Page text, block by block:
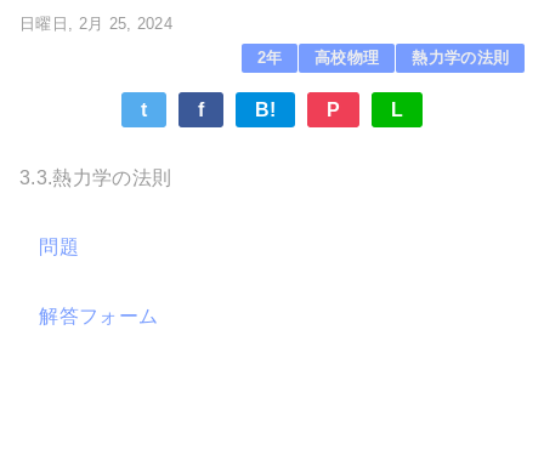
日曜日, 2月 25, 2024
2年
高校物理 熱力学の法則
t f B! P L
3.3.熱力学の法則
問題
解答フォーム